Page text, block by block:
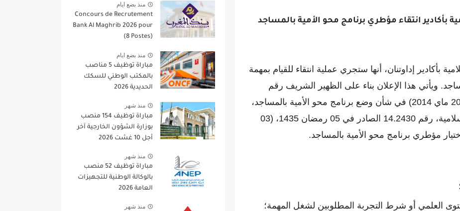
بأكادير انتقاء مؤطري برنامج محو الأمية بالمساجد
بأكادير إداوتنان، أنها ستجري عملية انتقاء للقيام بمهمة
ويأتي هذا الإعلان بناء على الظهير الشريف رقم
1.14.101 الصادر في 20 رجب 1435 (20 ماي 2014) في شأن وضع برنامج محو الأمية بالمساجد،
وعلى قرار وزير الأوقاف والشؤون الإسلامية، رقم 14.2430 الصادر في 05 رمضان 1435، (03
العلمي أو شرط التجربة المطلوبين لشغل المهمة؛
منذ بضع ايام
Concours de Recrutement
Bank Al Maghrib 2026 pour
(8 Postes)
منذ بضع ايام
مباراة توظيف 5 مناصب
بالمكتب الوطني للسكك
الحديدية 2026
منذ شهر
مباراة توظيف 154 منصب
بوزارة الشؤون الخارجية آخر
أجل 10 غشت 2026
منذ شهر
مباراة توظيف 52 منصب
بالوكالة الوطنية للتجهيزات
العامة 2026
منذ شهر